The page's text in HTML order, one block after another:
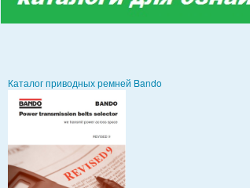
Каталог приводных ремней Bando